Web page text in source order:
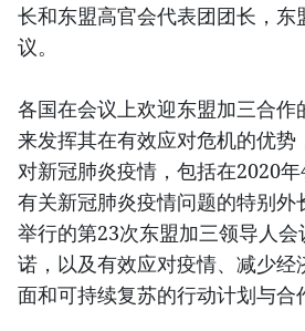
长和东盟高官会代表团团长，东
议。
各国在会议上欢迎东盟加三合作
来发挥其在有效应对危机的优势
对新冠肺炎疫情，包括在2020
有关新冠肺炎疫情问题的特别外
举行的第23次东盟加三领导人
诺，以及有效应对疫情、减少经
面和可持续复苏的行动计划与合